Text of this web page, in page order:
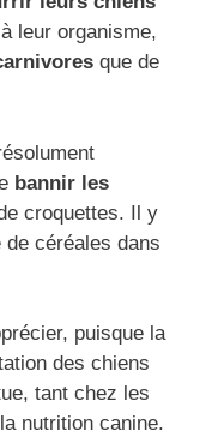
à leur organisme,
que de
bannir les
croquettes. Il y
céréales dans
puisque la
des chiens
tant chez les
nutrition canine.